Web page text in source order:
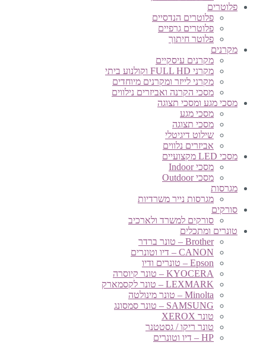
פלוטרים
פלוטרים הנדסיים
פלוטרים גרפיים
פלוטר חיתוך
מקרנים
מקרנים עיסקיים
מקרני FULL HD וקולנוע ביתי
מקרני לייזר ומקרנים מיוחדים
מסכי הקרנה ואביזרים נילווים
מסכי מגע ומסכי תצוגה
מסכי מגע
מסכי תצוגה
שילוט דיגיטלי
אביזרים נלווים
מסכי LED מקצועיים
מסכי Indoor
מסכי Outdoor
מגרסות
מגרסות נייר משרדיות
סורקים
סורקים למשרד ולארכיב
טונרים ומתכלים
Brother – טונר ברדר
CANON – דיו וטונרים
Epson – טונרים ודיו
KYOCERA – טונר קיוסרה
LEXMARK – טונר לקסמארק
Minolta – טונר מינולטה
SAMSUNG – טונר סמסונג
טונר XEROX
טונר ריקו / גסטטנר
HP – דיו וטונרים